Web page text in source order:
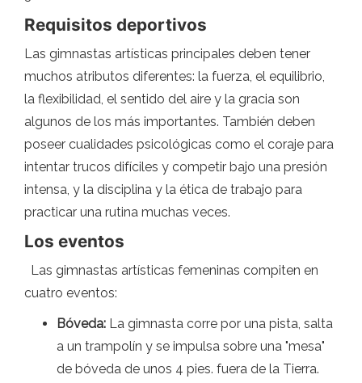
Requisitos deportivos
Las gimnastas artísticas principales deben tener
muchos atributos diferentes: la fuerza, el equilibrio,
la flexibilidad, el sentido del aire y la gracia son
algunos de los más importantes. También deben
poseer cualidades psicológicas como el coraje para
intentar trucos difíciles y competir bajo una presión
intensa, y la disciplina y la ética de trabajo para
practicar una rutina muchas veces.
Los eventos
Las gimnastas artísticas femeninas compiten en
cuatro eventos:
Bóveda: La gimnasta corre por una pista, salta
a un trampolín y se impulsa sobre una "mesa"
de bóveda de unos 4 pies. fuera de la Tierra.